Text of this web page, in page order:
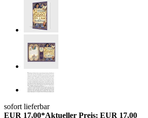
sofort lieferbar
EUR 17,00*Aktueller Preis: EUR 17,00